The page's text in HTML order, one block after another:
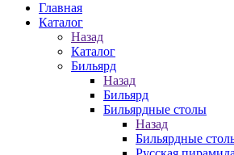
Главная
Каталог
Назад
Каталог
Бильярд
Назад
Бильярд
Бильярдные столы
Назад
Бильярдные